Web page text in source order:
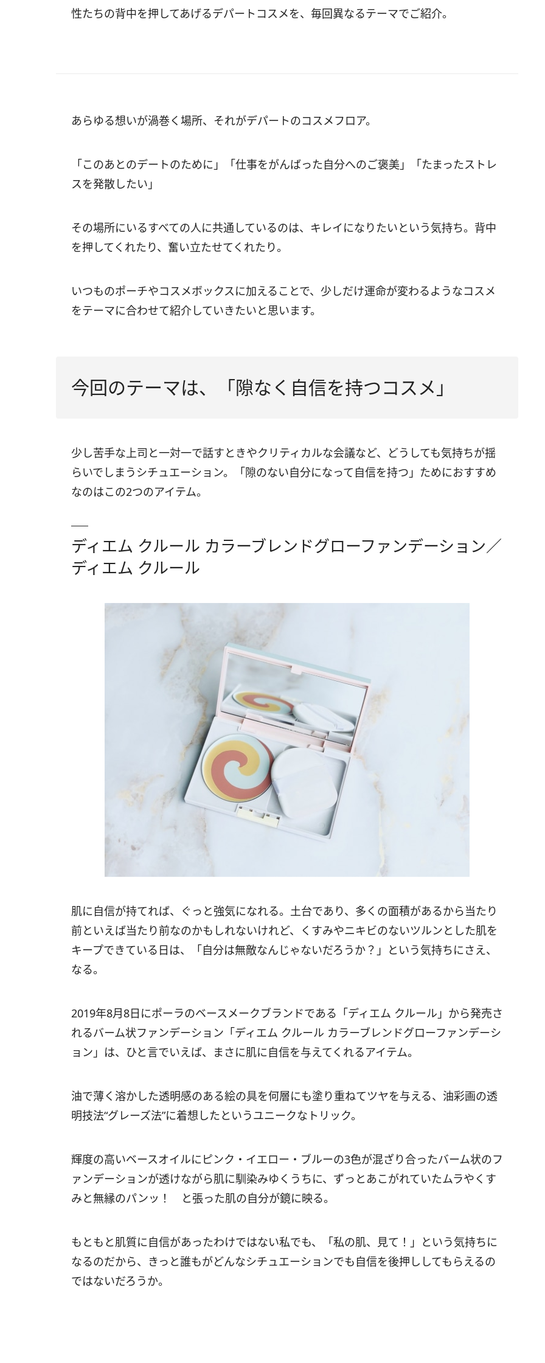
性たちの背中を押してあげるデパートコスメを、毎回異なるテーマでご紹介。
あらゆる想いが渦巻く場所、それがデパートのコスメフロア。
「このあとのデートのために」「仕事をがんばった自分へのご褒美」「たまったストレ
スを発散したい」
その場所にいるすべての人に共通しているのは、キレイになりたいという気持ち。背中
を押してくれたり、奮い立たせてくれたり。
いつものポーチやコスメボックスに加えることで、少しだけ運命が変わるようなコスメ
をテーマに合わせて紹介していきたいと思います。
今回のテーマは、「隙なく自信を持つコスメ」
少し苦手な上司と一対一で話すときやクリティカルな会議など、どうしても気持ちが揺
らいでしまうシチュエーション。「隙のない自分になって自信を持つ」ためにおすすめ
なのはこの2つのアイテム。
ディエム クルール カラーブレンドグローファンデーション／
ディエム クルール
肌に自信が持てれば、ぐっと強気になれる。土台であり、多くの面積があるから当たり
前といえば当たり前なのかもしれないけれど、くすみやニキビのないツルンとした肌を
キープできている日は、「自分は無敵なんじゃないだろうか？」という気持ちにさえ、
なる。
2019年8月8日にポーラのベースメークブランドである「ディエム クルール」から発売さ
れるバーム状ファンデーション「ディエム クルール カラーブレンドグローファンデーシ
ョン」は、ひと言でいえば、まさに肌に自信を与えてくれるアイテム。
油で薄く溶かした透明感のある絵の具を何層にも塗り重ねてツヤを与える、油彩画の透
明技法“グレーズ法”に着想したというユニークなトリック。
輝度の高いベースオイルにピンク・イエロー・ブルーの3色が混ざり合ったバーム状のフ
ァンデーションが透けながら肌に馴染みゆくうちに、ずっとあこがれていたムラやくす
みと無縁のパンッ！ と張った肌の自分が鏡に映る。
もともと肌質に自信があったわけではない私でも、「私の肌、見て！」という気持ちに
なるのだから、きっと誰もがどんなシチュエーションでも自信を後押ししてもらえるの
ではないだろうか。